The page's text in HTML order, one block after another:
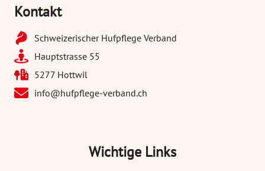
Wichtige Links
Kontakt
Schweizerischer Hufpflege Verband
Hauptstrasse 55
5277 Hottwil
info@hufpflege-verband.ch